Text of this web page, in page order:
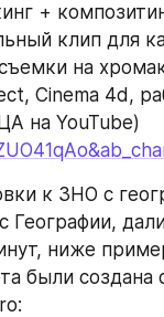
+
клип для
съемки на
Cinema 4d,
на YouTube)
к ЗНО с
Географии,
ниже
были создана